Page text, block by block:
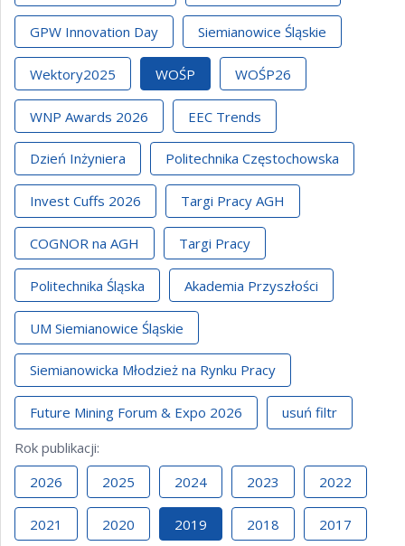
GPW Innovation Day Siemianowice Śląskie
Wektory2025 WOŚP WOŚP26
WNP Awards 2026 EEC Trends
Dzień Inżyniera Politechnika Częstochowska
Invest Cuffs 2026 Targi Pracy AGH
COGNOR na AGH Targi Pracy
Politechnika Śląska Akademia Przyszłości
UM Siemianowice Śląskie
Siemianowicka Młodzież na Rynku Pracy
Future Mining Forum & Expo 2026
usuń filtr
Rok publikacji:
2026
2025 2024 2023 2022
2021 2020 2019 2018 2017